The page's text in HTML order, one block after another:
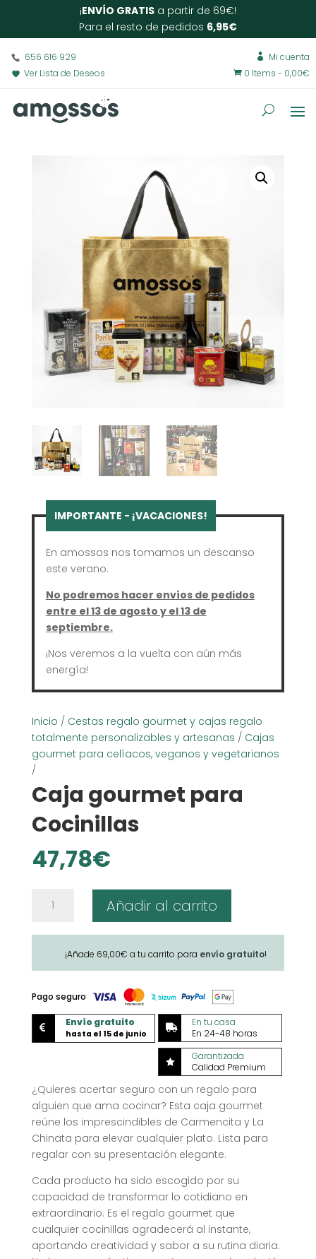
¡ENVÍO GRATIS a partir de 69€!
Para el resto de pedidos 6,95€
656 616 929
Ver Lista de Deseos
 Mi cuenta
 0 Items - 0,00€
En amossos nos tomamos un descanso
este verano.
No podremos hacer envíos de pedidos
entre el 13 de agosto y el 13 de
septiembre.
¡Nos veremos a la vuelta con aún más
energía!
Inicio / Cestas regalo gourmet y cajas regalo
totalmente personalizables y artesanas / Cajas
gourmet para celíacos, veganos y vegetarianos
/
Caja gourmet para
Cocinillas
47,78€
gourmet
cantidad
Añadir al carrito
¡Añade 69,00€ a tu carrito para envío gratuito!
Pago seguro
 Envío gratuito
hasta el 15 de junio

En tu casa
En 24-48 horas

Garantizada
Calidad Premium
¿Quieres acertar seguro con un regalo para
alguien que ama cocinar? Esta caja gourmet
reúne los imprescindibles de Carmencita y La
Chinata para elevar cualquier plato. Lista para
regalar con su presentación elegante.
Cada producto ha sido escogido por su
capacidad de transformar lo cotidiano en
extraordinario. Es el regalo gourmet que
cualquier cocinillas agradecerá al instante,
aportando creatividad y sabor a su rutina diaria.